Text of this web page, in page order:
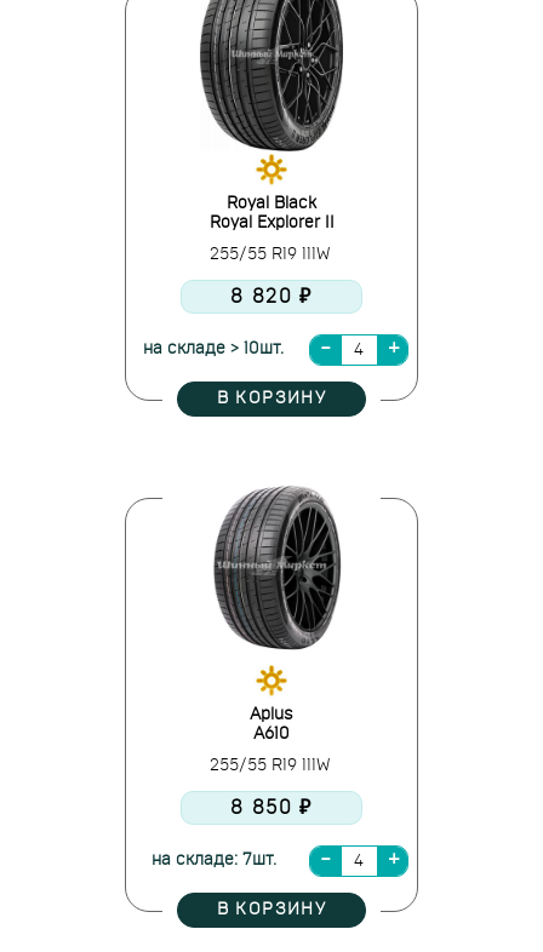
Royal Black
Royal Explorer II
255/55 R19 111W
8 820 ₽
на складе > 10шт.
В КОРЗИНУ
Aplus
A610
255/55 R19 111W
8 850 ₽
на складе: 7шт.
В КОРЗИНУ